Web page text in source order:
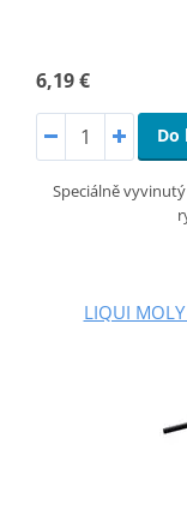
6,19 €
Do
Speciálně
LIQUI